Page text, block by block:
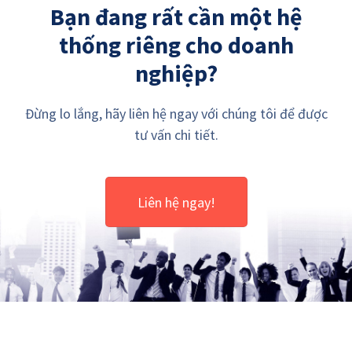
Bạn đang rất cần một hệ
thống riêng cho doanh
nghiệp?
Đừng lo lắng, hãy liên hệ ngay với chúng tôi để được
tư vấn chi tiết.
Liên hệ ngay!